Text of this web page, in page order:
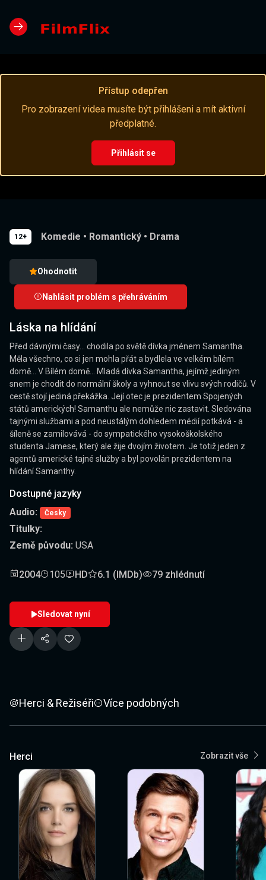
Přístup odepřen
Pro zobrazení videa musíte být přihlášeni a mít aktivní
předplatné.
Přihlásit se
12+ Komedie • Romantický • Drama
Ohodnotit
Nahlásit problém s přehráváním
Láska na hlídání
Před dávnými časy... chodila po světě dívka jménem Samantha.
Měla všechno, co si jen mohla přát a bydlela ve velkém bílém
domě... V Bílém domě... Mladá dívka Samantha, jejímž jediným
snem je chodit do normální školy a vyhnout se vlivu svých rodičů. V
cestě stojí jediná překážka. Její otec je prezidentem Spojených
států amerických! Samanthu ale nemůže nic zastavit. Sledována
tajnými službami a pod neustálým dohledem médií potkává - a
šíleně se zamilovává - do sympatického vysokoškolského
studenta Jamese, který ale žije dvojím životem. Je totiž jeden z
agentů americké tajné služby a byl povolán prezidentem na
hlídání Samanthy.
Dostupné jazyky
Audio:
Česky
Titulky:
Země původu: USA
2004 105 HD 6.1 (IMDb) 79 zhlédnutí
Sledovat nyní
Herci & Režiséři Více podobných
Herci Zobrazit vše